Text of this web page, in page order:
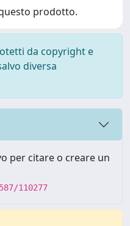
prodotto.
da copyright e
diversa
per citare o creare un
110277